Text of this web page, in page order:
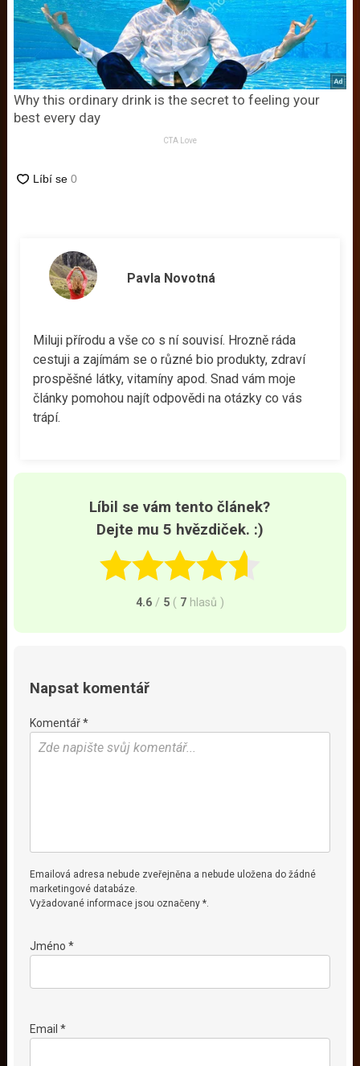
Why this ordinary drink is the secret to feeling your
best every day
CTA Love
Pavla Novotná
Miluji přírodu a vše co s ní souvisí. Hrozně ráda
cestuji a zajímám se o různé bio produkty, zdraví
prospěšné látky, vitamíny apod. Snad vám moje
články pomohou najít odpovědi na otázky co vás
trápí.
Líbil se vám tento článek?
Dejte mu 5 hvězdiček. :)
4.6 / 5 ( 7 hlasů )
Napsat komentář
Komentář *
Emailová adresa nebude zveřejněna a nebude uložena do žádné
marketingové databáze.
Vyžadované informace jsou označeny *.
Jméno *
Email *